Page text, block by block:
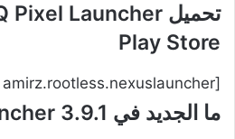
Play Store
[appbox googleplay amirz.rootless.nexuslauncher]
ما الجديد في Android Q Launcher 3.9.1